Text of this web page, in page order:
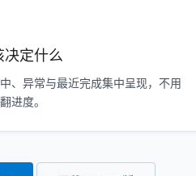
定什么
、异常与最近完成集中呈现，不用
进度。